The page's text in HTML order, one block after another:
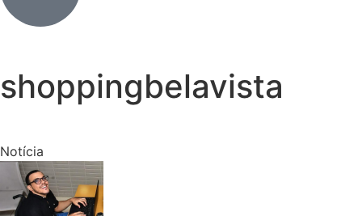
shoppingbelavista
Notícia